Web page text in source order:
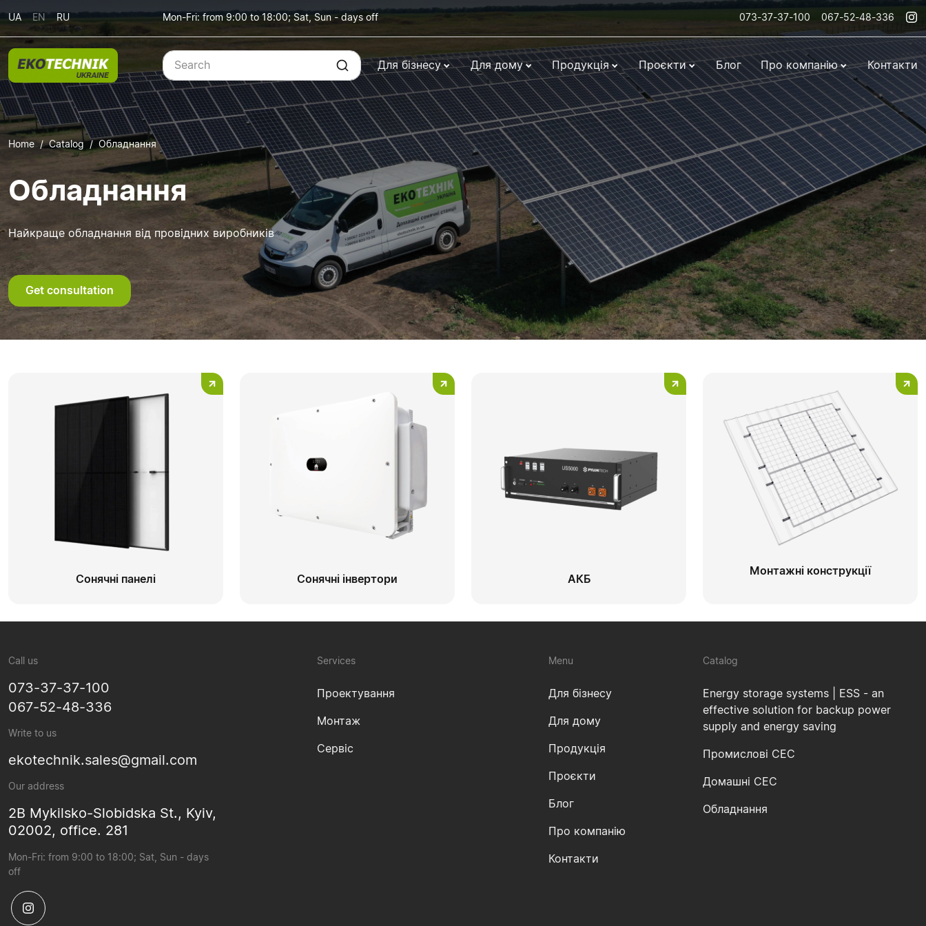
UA EN RU Mon-Fri: from 9:00 to 18:00; Sat, Sun - days off 073-37-37-100 067-52-48-336
Для бізнесу Для дому Продукція Проєкти Блог Про компанію Контакти
Home Catalog Обладнання
Обладнання
Найкраще обладнання від провідних виробників
Get consultation
Сонячні панелі Сонячні інвертори АКБ
Монтажні конструкції
Call us
073-37-37-100
067-52-48-336
Write to us
ekotechnik.sales@gmail.com
Our address
2B Mykilsko-Slobidska St., Kyiv,
02002, office. 281
Mon-Fri: from 9:00 to 18:00; Sat, Sun - days
off
Services
Проектування
Монтаж
Сервіс
Menu
Для бізнесу
Для дому
Продукція
Проєкти
Блог
Про компанію
Контакти
Catalog
Energy storage systems | ESS - an
effective solution for backup power
supply and energy saving
Промислові СЕС
Домашні СЕС
Обладнання